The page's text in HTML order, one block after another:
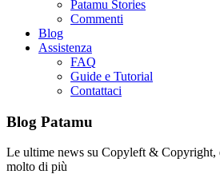
Patamu Stories
Commenti
Blog
Assistenza
FAQ
Guide e Tutorial
Contattaci
Blog Patamu
Le ultime news su Copyleft & Copyright,
molto di più